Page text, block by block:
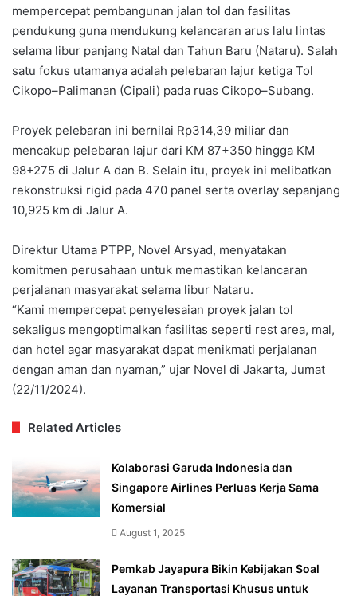
mempercepat pembangunan jalan tol dan fasilitas
pendukung guna mendukung kelancaran arus lalu lintas
selama libur panjang Natal dan Tahun Baru (Nataru). Salah
satu fokus utamanya adalah pelebaran lajur ketiga Tol
Cikopo–Palimanan (Cipali) pada ruas Cikopo–Subang.
Proyek pelebaran ini bernilai Rp314,39 miliar dan
mencakup pelebaran lajur dari KM 87+350 hingga KM
98+275 di Jalur A dan B. Selain itu, proyek ini melibatkan
rekonstruksi rigid pada 470 panel serta overlay sepanjang
10,925 km di Jalur A.
Direktur Utama PTPP, Novel Arsyad, menyatakan
komitmen perusahaan untuk memastikan kelancaran
perjalanan masyarakat selama libur Nataru.
“Kami mempercepat penyelesaian proyek jalan tol
sekaligus mengoptimalkan fasilitas seperti rest area, mal,
dan hotel agar masyarakat dapat menikmati perjalanan
dengan aman dan nyaman,” ujar Novel di Jakarta, Jumat
(22/11/2024).
Related Articles
Kolaborasi Garuda Indonesia dan
Singapore Airlines Perluas Kerja Sama
Komersial
August 1, 2025
Pemkab Jayapura Bikin Kebijakan Soal
Layanan Transportasi Khusus untuk